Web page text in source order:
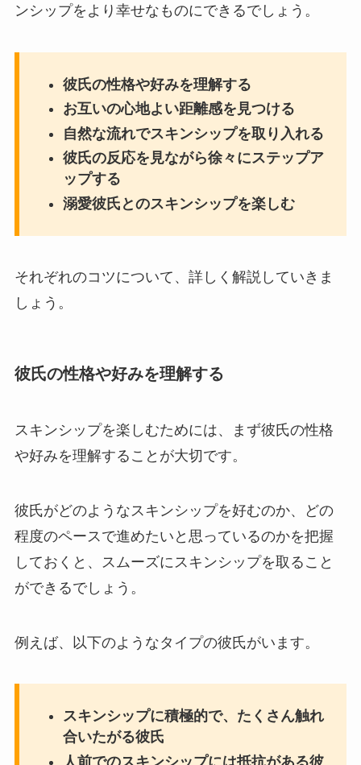
ンシップをより幸せなものにできるでしょう。
彼氏の性格や好みを理解する
お互いの心地よい距離感を見つける
自然な流れでスキンシップを取り入れる
彼氏の反応を見ながら徐々にステップア
ップする
溺愛彼氏とのスキンシップを楽しむ
それぞれのコツについて、詳しく解説していきま
しょう。
彼氏の性格や好みを理解する
スキンシップを楽しむためには、まず彼氏の性格
や好みを理解することが大切です。
彼氏がどのようなスキンシップを好むのか、どの
程度のペースで進めたいと思っているのかを把握
しておくと、スムーズにスキンシップを取ること
ができるでしょう。
例えば、以下のようなタイプの彼氏がいます。
スキンシップに積極的で、たくさん触れ
合いたがる彼氏
人前でのスキンシップには抵抗がある彼